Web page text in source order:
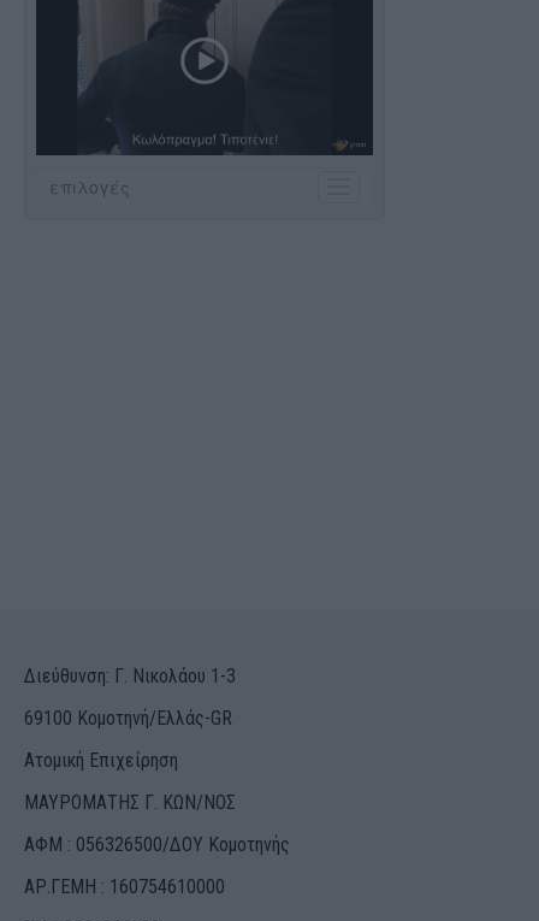
Διεύθυνση: Γ. Νικολάου 1-3
69100 Κομοτηνή/Ελλάς-GR
Ατομική Επιχείρηση
ΜΑΥΡΟΜΑΤΗΣ Γ. ΚΩΝ/ΝΟΣ
ΑΦΜ : 056326500/ΔOΥ Κομοτηνής
ΑΡ.ΓΕΜΗ : 160754610000